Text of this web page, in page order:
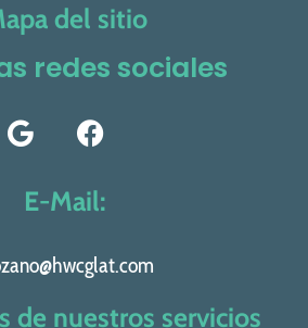
del sitio
redes sociales
E-Mail:
de nuestros servicios